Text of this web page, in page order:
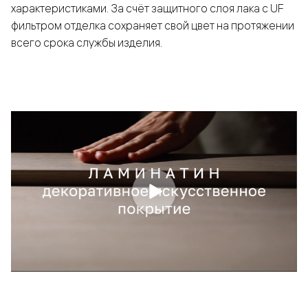
характеристиками. За счёт защитного слоя лака с UF
фильтром отделка сохраняет свой цвет на протяжении
всего срока службы изделия.